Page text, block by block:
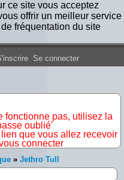
ce site vous acceptez
offrir un meilleur service
fréquentation du site
France
Se connecter
fonctionne pas, utilisez la
oublié'
que vous allez recevoir
connecter
» Jethro Tull